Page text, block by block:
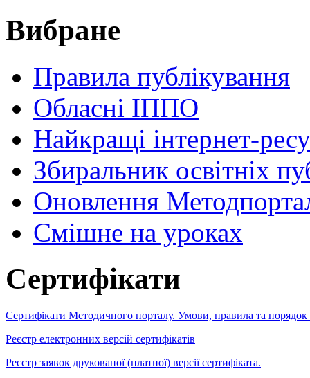
Вибране
Правила публікування
Обласні ІППО
Найкращі інтернет-
Збиральник освітніх
Оновлення
Cмішне на уроках
Сертифікати
Сертифікати Методичного порталу. Умови, правила та порядок
Реєстр електронних версій сертифікатів
Реєстр заявок друкованої (платної) версії сертифіката.